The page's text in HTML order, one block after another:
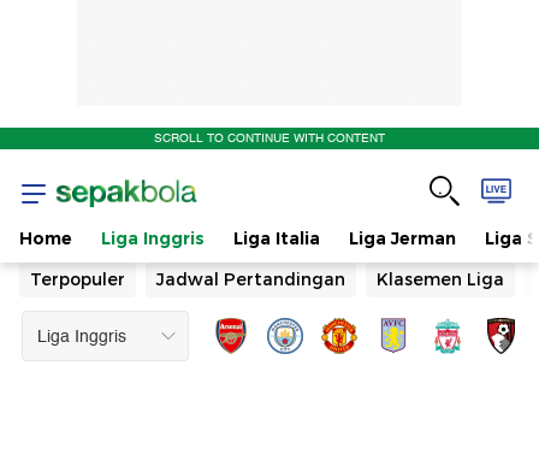
SCROLL TO CONTINUE WITH CONTENT
Home Liga Inggris Liga Italia Liga Jerman
Liga
Terpopuler
Jadwal Pertandingan Klasemen Liga